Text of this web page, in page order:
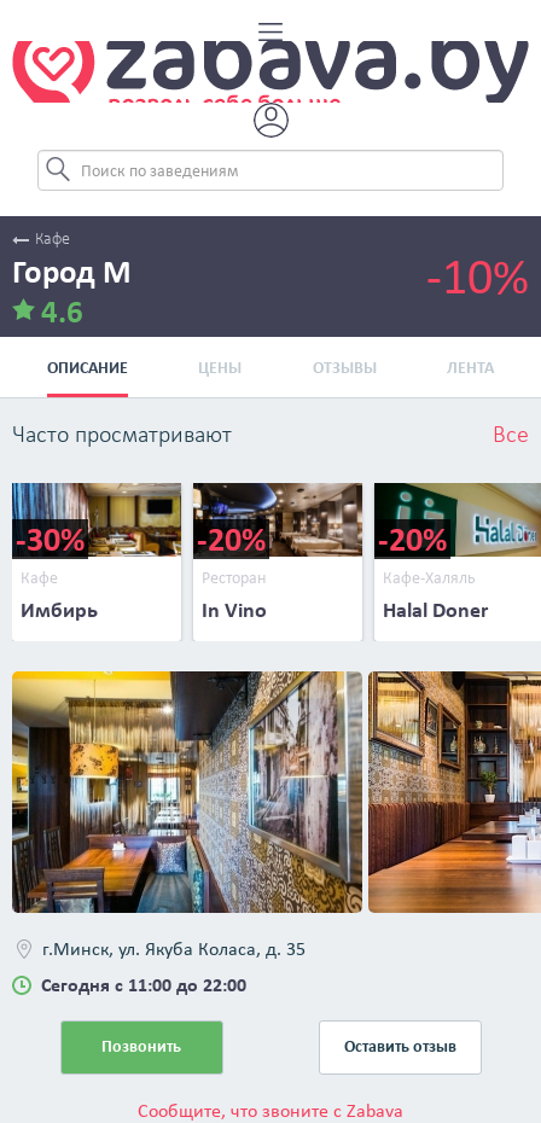
Кафе
Город М
4.6
-10%
ОПИСАНИЕ ЦЕНЫ ОТЗЫВЫ ЛЕНТА
Часто просматривают Все
-30%
Кафе
Имбирь
-20%
Ресторан
In Vino
-20%
Кафе-Халяль
Halal Doner
г.Минск, ул. Якуба Коласа, д. 35
Сегодня с 11:00 до 22:00
Позвонить Оставить отзыв
Сообщите, что звоните с Zabava